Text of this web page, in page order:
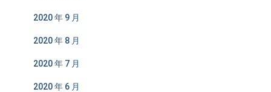
2020 年 9 月
2020 年 8 月
2020 年 7 月
2020 年 6 月